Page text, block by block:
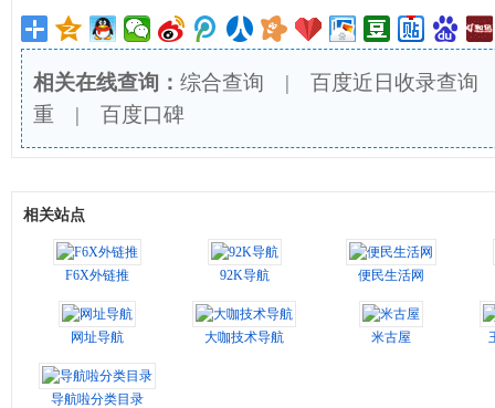
相关在线查询： 综合查询 | 百度近日收录查询
重 | 百度口碑
相关站点
F6X外链推 92K导航 便民生活网
网址导航 大咖技术导航 米古屋
导航啦分类目录